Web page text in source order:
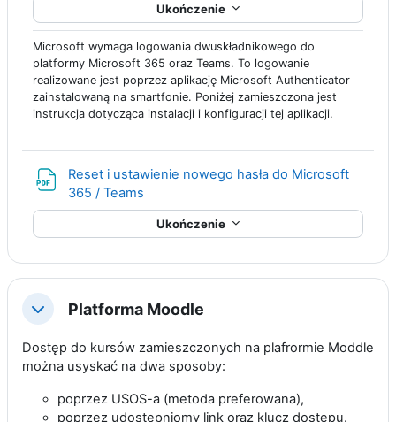
Ukończenie
Microsoft wymaga logowania dwuskładnikowego do
platformy Microsoft 365 oraz Teams. To logowanie
realizowane jest poprzez aplikację Microsoft Authenticator
zainstalowaną na smartfonie. Poniżej zamieszczona jest
instrukcja dotycząca instalacji i konfiguracji tej aplikacji.
Reset i ustawienie nowego hasła do Microsoft
365 / Teams
Ukończenie
MinimalizujPlatforma Moodle
Dostęp do kursów zamieszczonych na plafrormie Moddle
można usyskać na dwa sposoby:
poprzez USOS-a (metoda preferowana),
poprzez udostępniomy link oraz klucz dostępu.